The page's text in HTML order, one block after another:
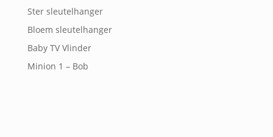
Ster sleutelhanger
Bloem sleutelhanger
Baby TV Vlinder
Minion 1 – Bob